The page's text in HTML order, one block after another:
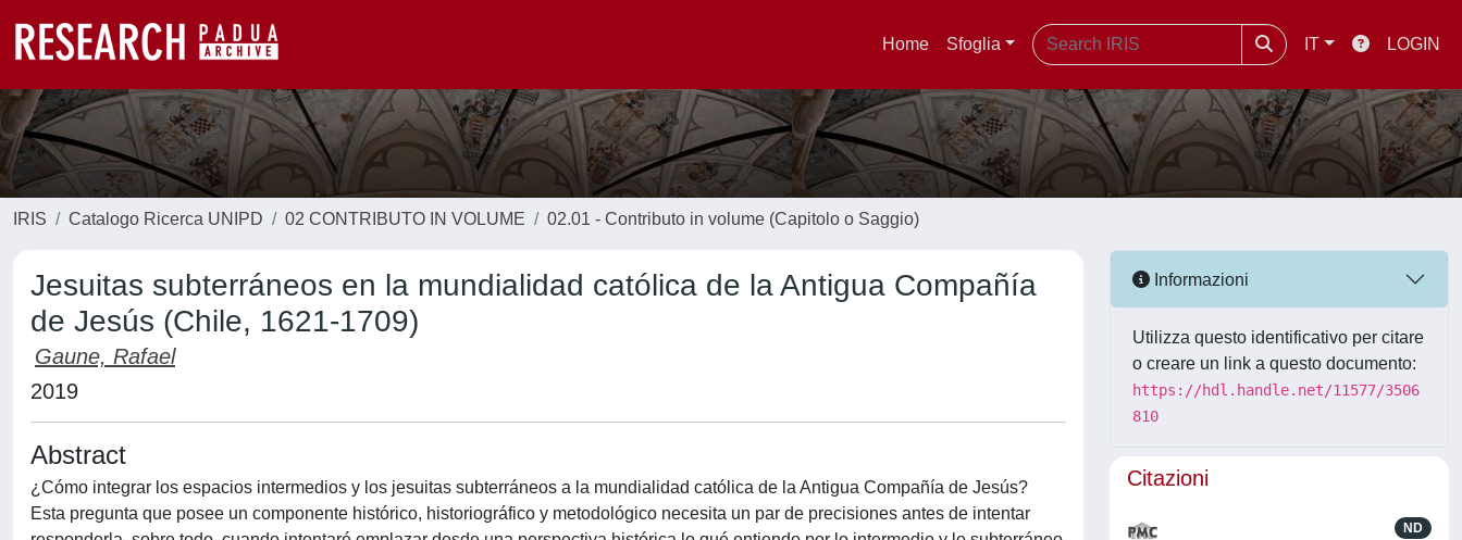
Home Sfoglia IT LOGIN
IRIS Catalogo Ricerca UNIPD 02 CONTRIBUTO IN VOLUME 02.01 - Contributo in volume (Capitolo o Saggio)
Jesuitas subterráneos en la mundialidad católica de la Antigua Compañía
de Jesús (Chile, 1621-1709)
Gaune, Rafael
2019
Abstract
¿Cómo integrar los espacios intermedios y los jesuitas subterráneos a la mundialidad católica de la Antigua Compañía de Jesús?
Esta pregunta que posee un componente histórico, historiográfico y metodológico necesita un par de precisiones antes de intentar
Informazioni
Utilizza questo identificativo per citare
o creare un link a questo documento:
https://hdl.handle.net/11577/3506
810
Citazioni
ND